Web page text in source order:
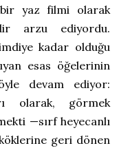
yaz filmi olarak
arzu ediyordu.
kadar olduğu
esas öğelerinin
devam ediyor:
olarak, görmek
—sırf heyecanlı
geri dönen